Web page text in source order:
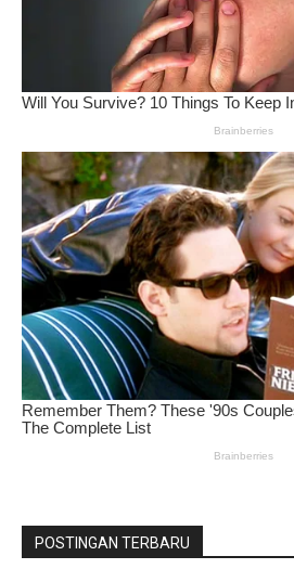
POSTINGAN TERBARU